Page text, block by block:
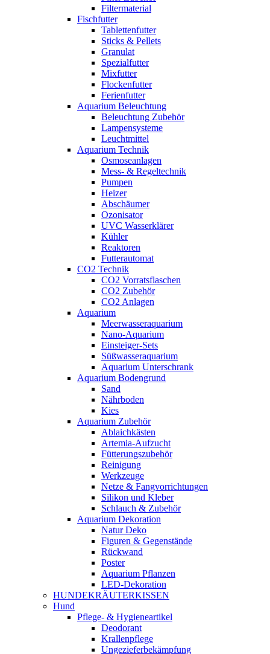
Filtermaterial
Fischfutter
Tablettenfutter
Sticks & Pellets
Granulat
Spezialfutter
Mixfutter
Flockenfutter
Ferienfutter
Aquarium Beleuchtung
Beleuchtung Zubehör
Lampensysteme
Leuchtmittel
Aquarium Technik
Osmoseanlagen
Mess- & Regeltechnik
Pumpen
Heizer
Abschäumer
Ozonisator
UVC Wasserklärer
Kühler
Reaktoren
Futterautomat
CO2 Technik
CO2 Vorratsflaschen
CO2 Zubehör
CO2 Anlagen
Aquarium
Meerwasseraquarium
Nano-Aquarium
Einsteiger-Sets
Süßwasseraquarium
Aquarium Unterschrank
Aquarium Bodengrund
Sand
Nährboden
Kies
Aquarium Zubehör
Ablaichkästen
Artemia-Aufzucht
Fütterungszubehör
Reinigung
Werkzeuge
Netze & Fangvorrichtungen
Silikon und Kleber
Schlauch & Zubehör
Aquarium Dekoration
Natur Deko
Figuren & Gegenstände
Rückwand
Poster
Aquarium Pflanzen
LED-Dekoration
HUNDEKRÄUTERKISSEN
Hund
Pflege- & Hygieneartikel
Deodorant
Krallenpflege
Ungezieferbekämpfung